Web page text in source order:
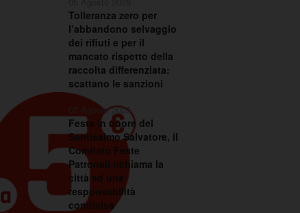
Tolleranza zero per
l’abbandono selvaggio
dei rifiuti e per il
mancato rispetto della
raccolta differenziata:
scattano le sanzioni
02 Agosto 2026
Festa in onore del
Santissimo Salvatore, il
Comitato Feste
Patronali richiama la
città ad una
responsabilità
condivisa